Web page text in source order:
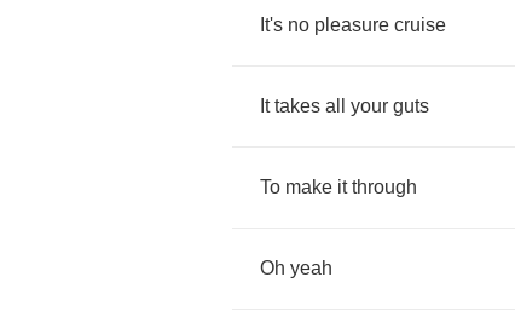
It's no pleasure cruise
It takes all your guts
To make it through
Oh yeah